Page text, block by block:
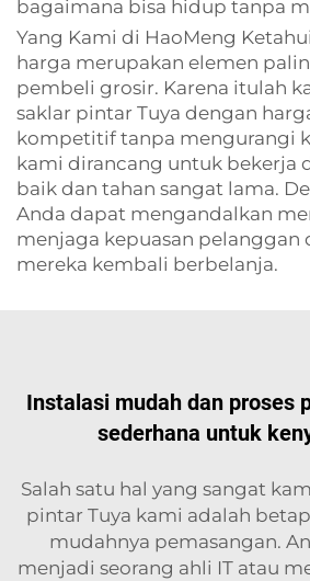
bagaimana bisa hidup tanpa
Yang Kami di HaoMeng
harga merupakan elemen
pembeli grosir. Karena itulah
saklar pintar Tuya dengan
kompetitif tanpa mengurangi
kami dirancang untuk bekerja
baik dan tahan sangat lama.
Anda dapat mengandalkan
menjaga kepuasan pelanggan
mereka kembali berbelanja.
Instalasi mudah dan proses
sederhana untuk
Salah satu hal yang sangat
pintar Tuya kami adalah
mudahnya pemasangan.
menjadi seorang ahli IT atau